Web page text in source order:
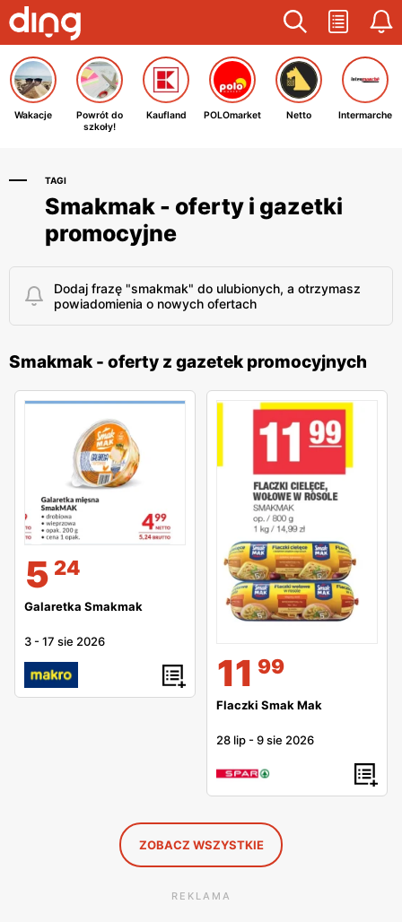
Wakacje
Powrót do
szkoły!
Kaufland POLOmarket Netto Intermarche
TAGI
Smakmak - oferty i gazetki
promocyjne
Dodaj frazę "smakmak" do ulubionych, a otrzymasz
powiadomienia o nowych ofertach
Smakmak - oferty z gazetek promocyjnych
5 24
Galaretka Smakmak
3 -17 sie 2026
11 99
Flaczki Smak Mak
28 lip -9 sie 2026
ZOBACZ WSZYSTKIE
REKLAMA